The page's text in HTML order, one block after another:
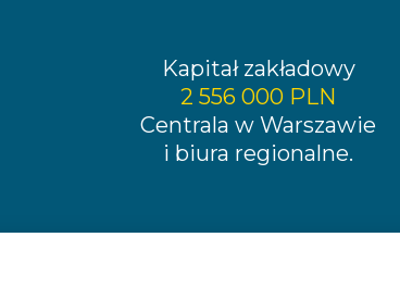
Kapitał zakładowy
2 556 000 PLN
Centrala w Warszawie
i biura regionalne.